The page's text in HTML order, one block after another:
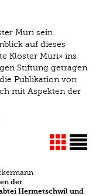
Muri sein
auf dieses
Kloster Muri» ins
Stiftung getragen
Publikation von
mit Aspekten der
der
Hermetschwil und